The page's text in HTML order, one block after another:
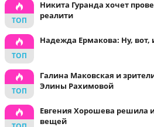
Никита Гуранда хочет
реалити
Надежда Ермакова: Ну, вот,
Галина Маковская и
Элины Рахимовой
Евгения Хорошева решила
вещей